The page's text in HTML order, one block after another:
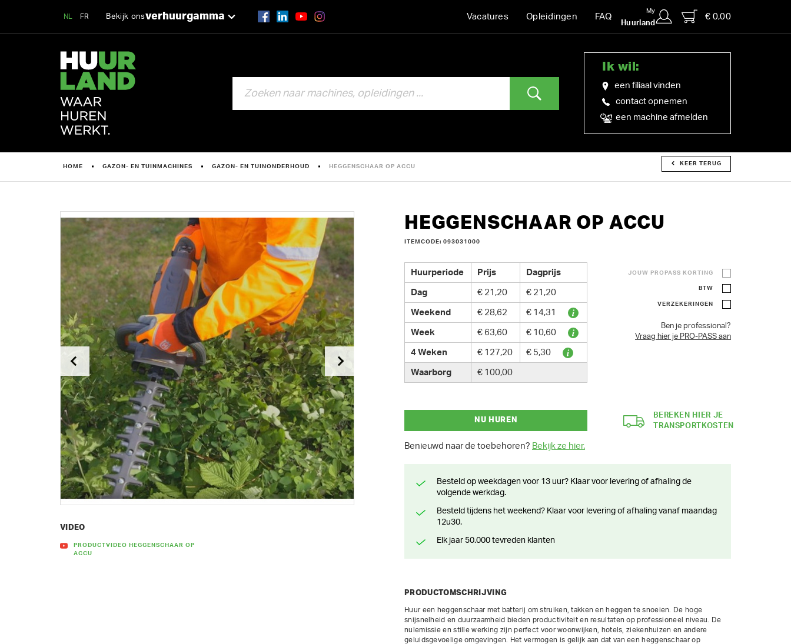
NL FR Bekijk onsverhuurgamma Vacatures Opleidingen FAQ
My
Huurland
€ 0,00
Ik wil:
een filiaal vinden
contact opnemen
een machine afmelden
HOME GAZON- EN TUINMACHINES GAZON- EN TUINONDERHOUD HEGGENSCHAAR OP ACCU KEER TERUG
HEGGENSCHAAR OP ACCU
ITEMCODE: 093031000
VIDEO
PRODUCTVIDEO HEGGENSCHAAR OP
ACCU
Huurperiode Prijs Dagprijs
Dag € 21,20 € 21,20
Weekend € 28,62 € 14,31
Week € 63,60 € 10,60
4 Weken € 127,20 € 5,30
Waarborg € 100,00
JOUW PROPASS KORTING
BTW
VERZEKERINGEN
Ben je professional?
Vraag hier je PRO-PASS aan
NU HUREN
Benieuwd naar de toebehoren? Bekijk ze hier.
BEREKEN HIER JE
TRANSPORTKOSTEN
Besteld op weekdagen voor 13 uur? Klaar voor levering of afhaling de
volgende werkdag.
Besteld tijdens het weekend? Klaar voor levering of afhaling vanaf maandag
12u30.
Elk jaar 50.000 tevreden klanten
PRODUCTOMSCHRIJVING
Huur een heggenschaar met batterij om struiken, takken en heggen te snoeien. De hoge
snijsnelheid en duurzaamheid bieden productiviteit en resultaten op professioneel niveau. De
nulemissie en stille werking zijn perfect voor woonwijken, hotels, ziekenhuizen en andere
geluidsgevoelige omgevingen. Het vermogen is gelijk aan dat van een heggenschaar op